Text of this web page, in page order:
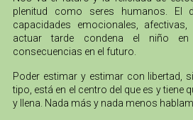
plenitud como seres humanos. El
capacidades emocionales,
actuar tarde condena el niño
consecuencias en el futuro.
Poder estimar y estimar con libertad,
tipo, está en el centro del que es y tiene
y llena. Nada más y nada menos